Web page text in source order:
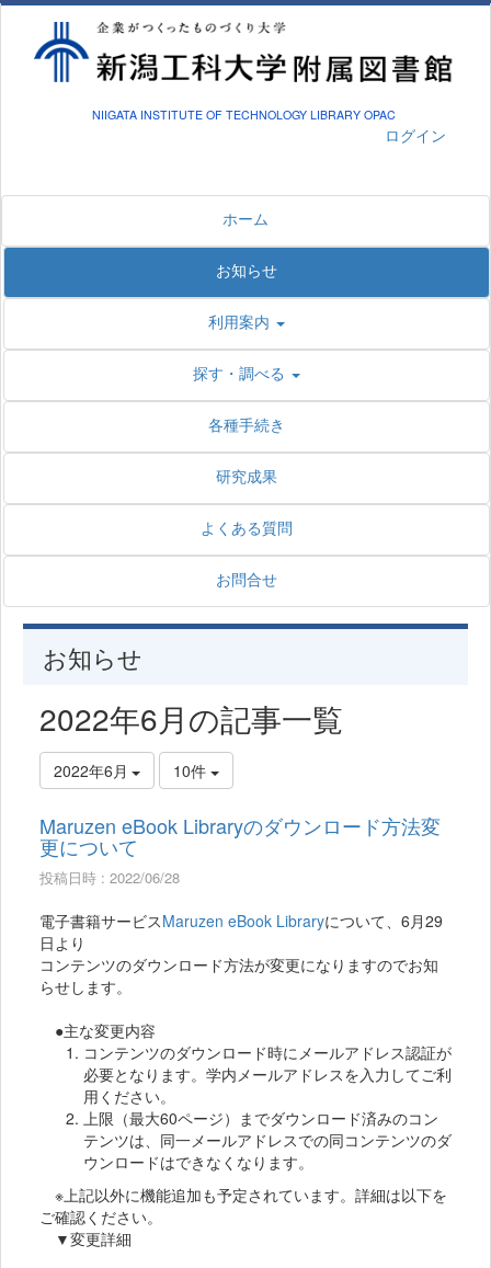
NIIGATA INSTITUTE OF TECHNOLOGY LIBRARY OPAC
ログイン
ホーム
お知らせ
利用案内
探す・調べる
各種手続き
研究成果
よくある質問
お問合せ
お知らせ
2022年6月の記事一覧
2022年6月 10件
Maruzen eBook Libraryのダウンロード方法変
更について
投稿日時 : 2022/06/28
電子書籍サービスMaruzen eBook Libraryについて、6月29
日より
コンテンツのダウンロード方法が変更になりますのでお知
らせします。
●主な変更内容
コンテンツのダウンロード時にメールアドレス認証が
必要となります。学内メールアドレスを入力してご利
用ください。
上限（最大60ページ）までダウンロード済みのコン
テンツは、同一メールアドレスでの同コンテンツのダ
ウンロードはできなくなります。
※上記以外に機能追加も予定されています。詳細は以下を
ご確認ください。
▼変更詳細